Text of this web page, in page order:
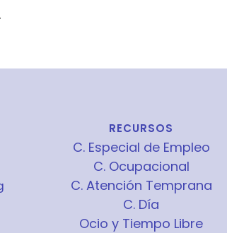
RECURSOS
C. Especial de Empleo
C. Ocupacional
C. Atención Temprana
C. Día
Ocio y Tiempo Libre